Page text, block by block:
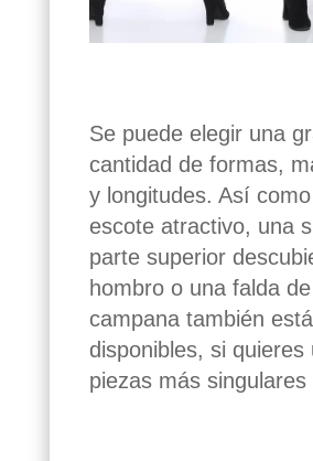
Se puede elegir una
cantidad de formas,
y longitudes. Así
escote atractivo, una
parte superior
hombro o una falda de
campana también
disponibles, si quieres
piezas más singulares